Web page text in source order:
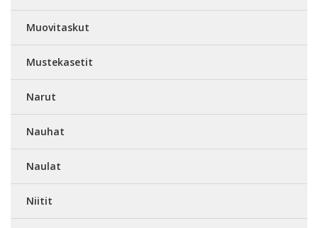
Muovitaskut
Mustekasetit
Narut
Nauhat
Naulat
Niitit